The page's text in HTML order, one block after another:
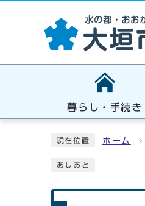
暮らし・手続き
現在位置 ホーム
あしあと